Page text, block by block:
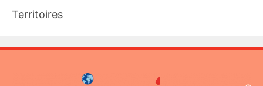
Territoires